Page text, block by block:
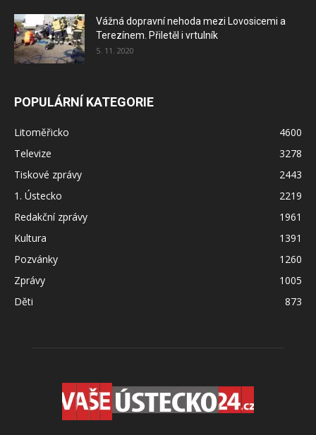
Vážná dopravní nehoda mezi Lovosicemi a
Terezínem. Přiletěl i vrtulník
5. 11. 2020
POPULÁRNÍ KATEGORIE
Litoměřicko
4600
Televize
3278
Tiskové zprávy
2443
1. Ústecko
2219
Redakční zprávy
1961
Kultura
1391
Pozvánky
1260
Zprávy
1005
Děti
873